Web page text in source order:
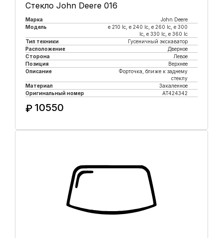
Стекло John Deere 016
Марка
John Deere
Модель
e 210 lc, е 240 lc, e 260 lc, e 300
lc, e 330 lc, e 360 lc
Тип техники
Гусеничный экскаватор
Расположение
Дверное
Сторона
Левое
Позиция
Верхнее
Описание
Форточка, ближе к заднему
стеклу
Материал
Закаленное
Оригинальный номер
AT424342
₽ 10550